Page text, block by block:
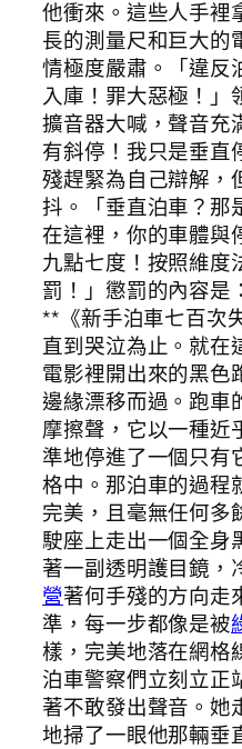
他衝來。這些人手裡
長的測量尺和巨大的
情極度嚴肅。「違反
入庫！罪大惡極！」
擴音器大喊，聲音充
有斜停！我只是垂直
殘趕緊為自己辯解，
抖。「垂直泊車？那
在這裡，你的車體
九點七度！按照維度
罰！」懲罰的內容是
**《新手泊車七百次
直到哭泣為止。就在
電影裡開出來的黑色
邊緣漂移而過。跑車
摩擦聲，它以一種近
準地停進了一個只有
格中。那泊車的過程
完美，且毫無任何多
駛座上走出一個全身
著一副透明護目鏡，
營著何手殘的方向走
準，每一步都像是被
樣，完美地落在網格
泊車警察們立刻立正
著不敢發出聲音。她
地掃了一眼他那輛垂